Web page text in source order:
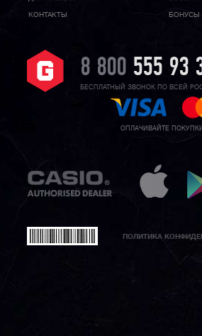
КОНТАКТЫ БОНУСЫ
8 800 555 93
БЕСПЛАТНЫЙ ЗВОНОК ПО ВСЕЙ
ОПЛАЧИВАЙТЕ
ПОЛИТИКА